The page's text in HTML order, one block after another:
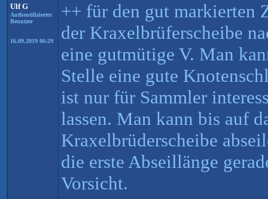
Ulf G
Authentifizierter
Benutzer
16.09.2019 06:29
++ für den gut markierten
der Kraxelbrüferscheibe
eine gutmütige V. Man
Stelle eine gute
ist nur für Sammler
lassen. Man kann bis auf
Kraxelbrüderscheibe
die erste Abseillänge
Vorsicht.